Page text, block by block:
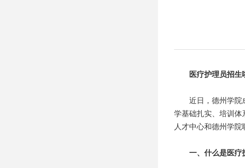
医疗护理员招生
近日，德州学院成
学基础扎实、培训体
人才中心和德州学院
一、什么是医疗